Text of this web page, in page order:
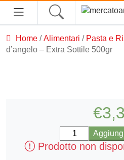
Tè, Infusi e Caffè
Condimenti e Conserve
Home/Alimentari / Pasta e
d’angelo – Extra Sottile 500gr
€
Dari,
Chaara,
Prodotto non